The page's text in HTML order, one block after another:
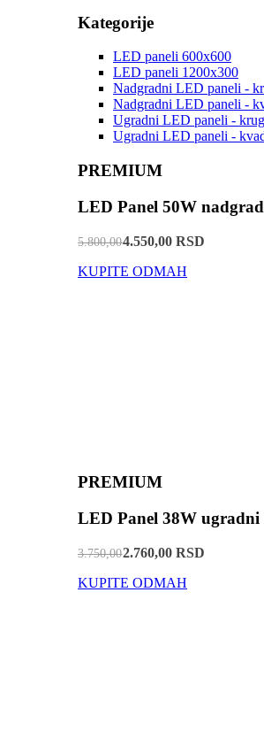
Kategorije
LED paneli 600x600
LED paneli 1200x300
Nadgradni LED paneli -
Nadgradni LED paneli -
Ugradni LED paneli - krug
Ugradni LED paneli -
PREMIUM
LED Panel 50W
5.800,004.550,00 RSD
KUPITE ODMAH
PREMIUM
LED Panel 38W ugradni
3.750,002.760,00 RSD
KUPITE ODMAH